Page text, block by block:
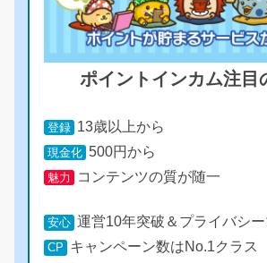
ポイントインカム注目
登録 13歳以上から
現金化 500円から
魅力 コンテンツの質が随一
安心 運営10年突破＆プライバシー
CP キャンペーン数はNo.1クラス